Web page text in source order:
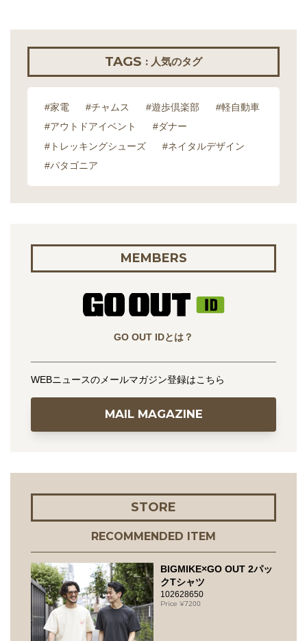
TAGS : 人気のタグ
#家電 #チャムス #遊歩倶楽部
#軽自動車
#アウトドアイベント
#ダナー
#トレッキングシューズ
#ネイタルデザイン
#パタゴニア
MEMBERS
GO OUT IDとは？
WEBニュースのメールマガジン登録はこちら
MAIL MAGAZINE
STORE
RECOMMENDED ITEM
BIGMIKE×GO OUT 2パッ
クTシャツ
102628650
7200